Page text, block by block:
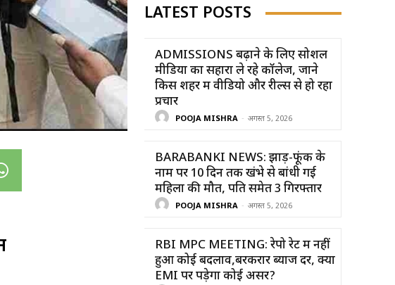
LATEST POSTS
ADMISSIONS बढ़ाने के लिए सोशल
मीडिया का सहारा ले रहे कॉलेज, जाने
किस शहर में वीडियो और रील्स से हो रहा
प्रचार
POOJA MISHRA - अगस्त 5, 2026
BARABANKI NEWS: झाड़-फूंक के
नाम पर 10 दिन तक खंभे से बांधी गई
महिला की मौत, पति समेत 3 गिरफ्तार
POOJA MISHRA - अगस्त 5, 2026
RBI MPC MEETING: रेपो रेट में नहीं
हुआ कोई बदलाव,बरकरार ब्याज दर, क्या
EMI पर पड़ेगा कोई असर?